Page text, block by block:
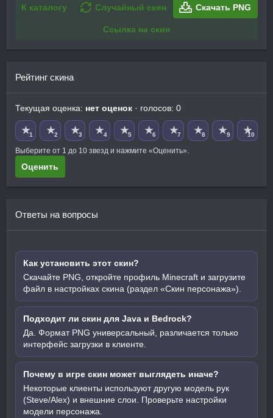
К каталогу Случайный скин Скачать PNG
Ссылка на скин
Рейтинг скина
Текущая оценка: нет оценок · голосов: 0
★1 ★2 ★3 ★4 ★5 ★6 ★7 ★8 ★9 ★10
Выберите от 1 до 10 звезд и нажмите «Оценить».
Оценить
Ответы на вопросы
Как установить этот скин?
Скачайте PNG, откройте профиль Minecraft и загрузите
файл в настройках скина (раздел «Скин персонажа»).
Подходит ли скин для Java и Bedrock?
Да. Формат PNG универсальный, различается только
интерфейс загрузки в клиенте.
Почему в игре скин может выглядеть иначе?
Некоторые клиенты используют другую модель рук
(Steve/Alex) и внешние слои. Проверьте настройки
модели персонажа.